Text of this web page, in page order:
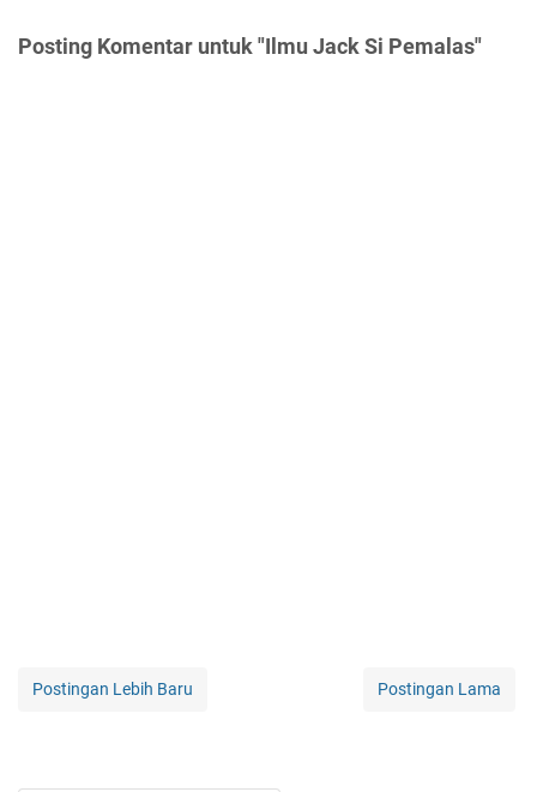
Posting Komentar untuk "Ilmu Jack Si Pemalas"
Postingan Lebih Baru Postingan Lama